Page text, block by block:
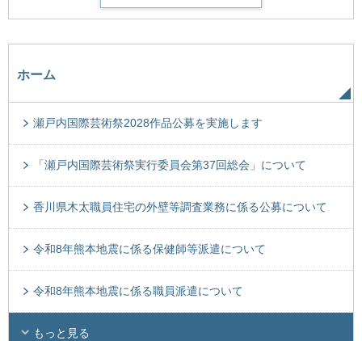
ホーム
瀬戸内国際芸術祭2028作品公募を実施します
「瀬戸内国際芸術祭実行委員会第37回総会」について
香川県木太職員住宅の外壁等調査業務に係る公募について
令和8年熊本地震に係る保健師等派遣について
令和8年熊本地震に係る職員派遣について
もっと見る